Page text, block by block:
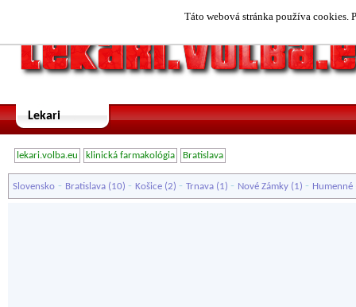
Táto webová stránka používa cookies.
Lekari
lekari.volba.eu klinická farmakológia Bratislava
Slovensko - Bratislava (10) - Košice (2) - Trnava (1) - Nové Zámky (1) - Humenné